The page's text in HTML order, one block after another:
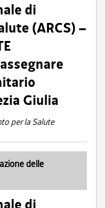
di
(ARCS) –
Giulia
per la Salute
delle